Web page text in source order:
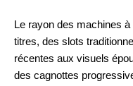
Le rayon des machines
titres, des slots
récentes aux visuels
des cagnottes